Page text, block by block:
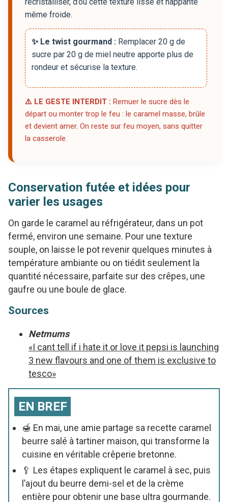
même froide.
✨ Le twist gourmand : Remplacer 20 g de
sucre par 20 g de miel neutre apporte plus de
rondeur et sécurise la texture.
⚠️ LE GESTE INTERDIT : Remuer le sucre dès le
départ ou monter trop le feu : le caramel masse, brûle
et devient amer. On reste sur feu moyen, sans quitter
la casserole.
Conservation futée et idées pour
varier les usages
On garde le caramel au réfrigérateur, dans un pot
fermé, environ une semaine. Pour une texture
souple, on laisse le pot revenir quelques minutes à
température ambiante ou on tiédit seulement la
quantité nécessaire, parfaite sur des crêpes, une
gaufre ou une boule de glace.
Sources
Netmums
«I cant tell if i hate it or love it pepsi is launching
3 new flavours and one of them is exclusive to
tesco»
EN BREF
🍯 En mai, une amie partage sa recette caramel
beurre salé à tartiner maison, qui transforme la
cuisine en véritable crêperie bretonne.
🥄 Les étapes expliquent le caramel à sec, puis
l’ajout du beurre demi-sel et de la crème
entière pour obtenir une base ultra gourmande.